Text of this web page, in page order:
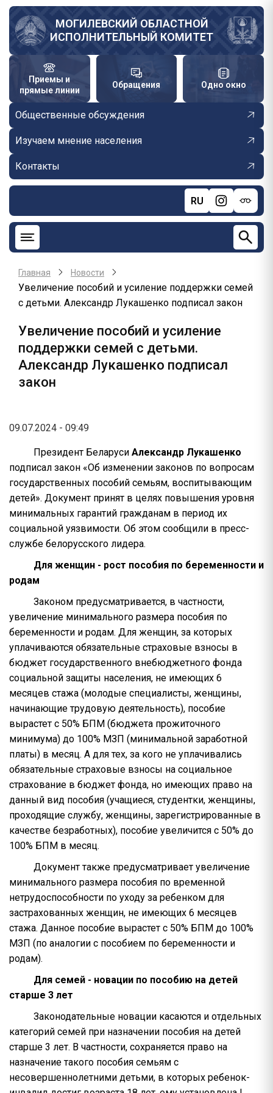
Перейти
основному
содержанию
МОГИЛЕВСКИЙ ОБЛАСТНОЙ
ИСПОЛНИТЕЛЬНЫЙ КОМИТЕТ
Приемы и
прямые линии
Обращения Одно окно
Общественные обсуждения
Изучаем мнение населения
Контакты
RU
Главная Новости
Увеличение пособий и усиление поддержки семей
с детьми. Александр Лукашенко подписал закон
Увеличение пособий и усиление
поддержки семей с детьми.
Александр Лукашенко подписал
закон
09.07.2024 - 09:49
Президент Беларуси Александр Лукашенко
подписал закон «Об изменении законов по вопросам
государственных пособий семьям, воспитывающим
детей». Документ принят в целях повышения уровня
минимальных гарантий гражданам в период их
социальной уязвимости. Об этом сообщили в пресс-
службе белорусского лидера.
Для женщин - рост пособия по беременности и
родам
Законом предусматривается, в частности,
увеличение минимального размера пособия по
беременности и родам. Для женщин, за которых
уплачиваются обязательные страховые взносы в
бюджет государственного внебюджетного фонда
социальной защиты населения, не имеющих 6
месяцев стажа (молодые специалисты, женщины,
начинающие трудовую деятельность), пособие
вырастет с 50% БПМ (бюджета прожиточного
минимума) до 100% МЗП (минимальной заработной
платы) в месяц. А для тех, за кого не уплачивались
обязательные страховые взносы на социальное
страхование в бюджет фонда, но имеющих право на
данный вид пособия (учащиеся, студентки, женщины,
проходящие службу, женщины, зарегистрированные в
качестве безработных), пособие увеличится с 50% до
100% БПМ в месяц.
Документ также предусматривает увеличение
минимального размера пособия по временной
нетрудоспособности по уходу за ребенком для
застрахованных женщин, не имеющих 6 месяцев
стажа. Данное пособие вырастет с 50% БПМ до 100%
МЗП (по аналогии с пособием по беременности и
родам).
Для семей - новации по пособию на детей
старше 3 лет
Законодательные новации касаются и отдельных
категорий семей при назначении пособия на детей
старше 3 лет. В частности, сохраняется право на
назначение такого пособия семьям с
несовершеннолетними детьми, в которых ребенок-